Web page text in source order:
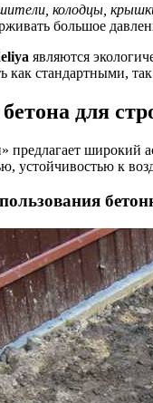
колодцы,
большое
являются
как стандартными,
для
широкий
устойчивостью к